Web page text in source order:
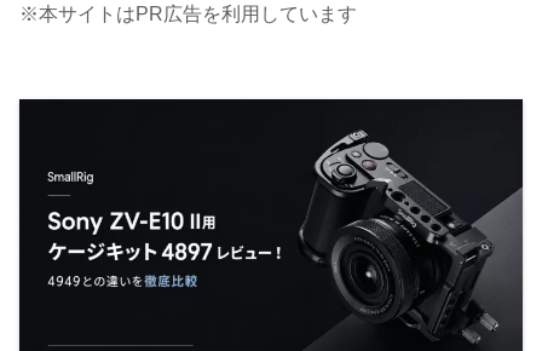
※本サイトはPR広告を利用しています